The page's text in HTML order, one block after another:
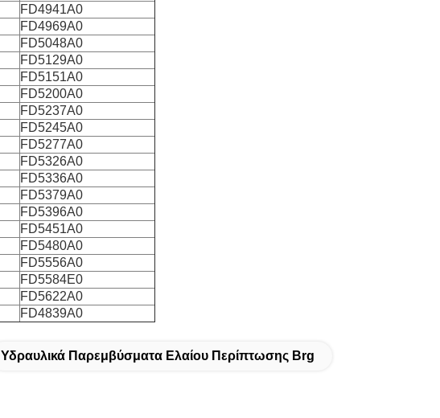
FD4941A0
FD4969A0
FD5048A0
FD5129A0
FD5151A0
FD5200A0
FD5237A0
FD5245A0
FD5277A0
FD5326A0
FD5336A0
FD5379A0
FD5396A0
FD5451A0
FD5480A0
FD5556A0
FD5584E0
FD5622A0
FD4839A0
Υδραυλικά Παρεμβύσματα Ελαίου Περίπτωσης Brg